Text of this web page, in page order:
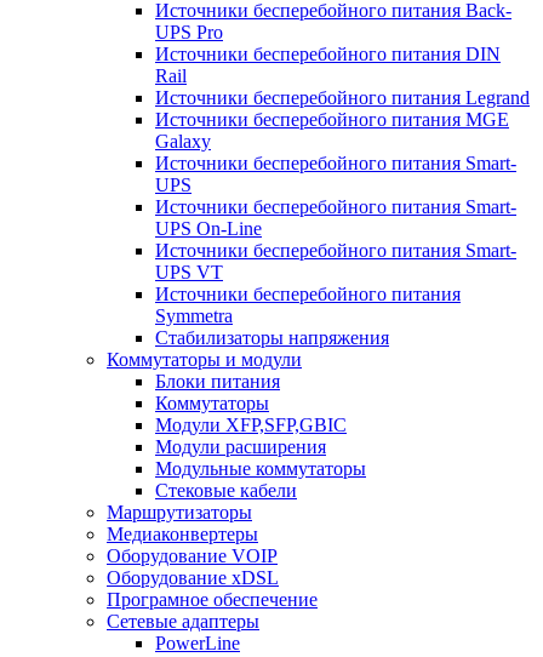
Источники бесперебойного питания Back-
UPS Pro
Источники бесперебойного питания DIN
Rail
Источники бесперебойного питания Legrand
Источники бесперебойного питания MGE
Galaxy
Источники бесперебойного питания Smart-
UPS
Источники бесперебойного питания Smart-
UPS On-Line
Источники бесперебойного питания Smart-
UPS VT
Источники бесперебойного питания
Symmetra
Стабилизаторы напряжения
Коммутаторы и модули
Блоки питания
Коммутаторы
Модули XFP,SFP,GBIC
Модули расширения
Модульные коммутаторы
Стековые кабели
Маршрутизаторы
Медиаконвертеры
Оборудование VOIP
Оборудование xDSL
Програмное обеспечение
Сетевые адаптеры
PowerLine